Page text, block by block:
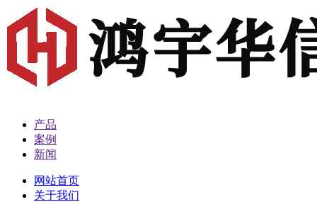
产品
案例
新闻
网站首页
关于我们